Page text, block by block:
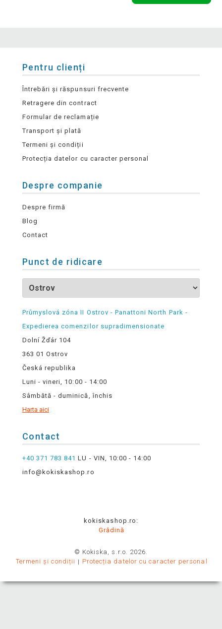
Pentru clienți
Întrebări și răspunsuri frecvente
Retragere din contract
Formular de reclamație
Transport și plată
Termeni și condiții
Protecția datelor cu caracter personal
Despre companie
Despre firmă
Blog
Contact
Punct de ridicare
Průmyslová zóna II Ostrov - Panattoni North Park -
Expedierea comenzilor supradimensionate
Dolní Žďár 104
363 01 Ostrov
Česká republika
Luni - vineri, 10:00 - 14:00
Sâmbătă - duminică, închis
Harta aici
Contact
+40 371 783 841 LU - VIN, 10:00 - 14:00
info@kokiskashop.ro
kokiskashop.ro:
Grădină
© Kokiska, s.r.o. 2026.
Termeni și condiții
Protecția datelor cu caracter personal